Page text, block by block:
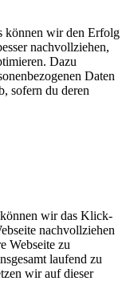
können wir den Erfolg
nachvollziehen,
Dazu
Daten
sofern du deren
wir das Klick-
nachvollziehen
Webseite zu
laufend zu
wir auf dieser